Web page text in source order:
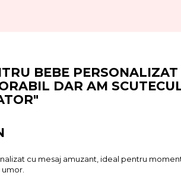
BEBE
DAR AM
cu mesaj amuzant, ideal pentru